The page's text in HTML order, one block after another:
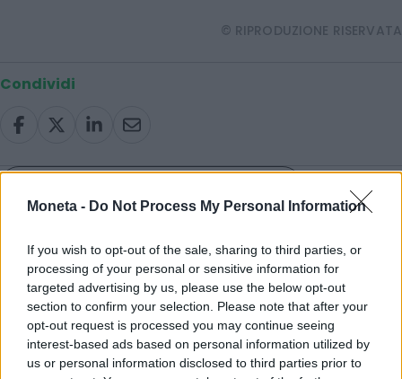
Moneta - Do Not Process My Personal Information
If you wish to opt-out of the sale, sharing to third parties, or
processing of your personal or sensitive information for
targeted advertising by us, please use the below opt-out
section to confirm your selection. Please note that after your
opt-out request is processed you may continue seeing
interest-based ads based on personal information utilized by
us or personal information disclosed to third parties prior to
© RIPRODUZIONE RISERVATA
Condividi